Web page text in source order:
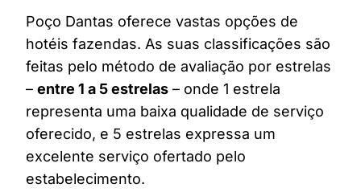
Poço Dantas oferece vastas opções de
hotéis fazendas. As suas classificações são
feitas pelo método de avaliação por estrelas
– entre 1 a 5 estrelas – onde 1 estrela
representa uma baixa qualidade de serviço
oferecido, e 5 estrelas expressa um
excelente serviço ofertado pelo
estabelecimento.